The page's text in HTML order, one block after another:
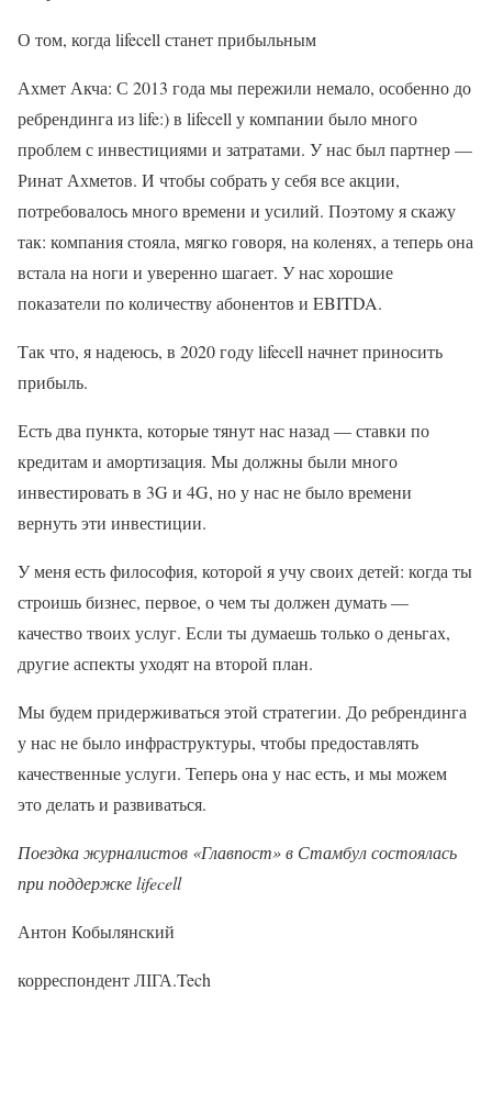
О том, когда lifecell станет прибыльным
Ахмет Акча: С 2013 года мы пережили немало, особенно до
ребрендинга из life:) в lifecell у компании было много
проблем с инвестициями и затратами. У нас был партнер —
Ринат Ахметов. И чтобы собрать у себя все акции,
потребовалось много времени и усилий. Поэтому я скажу
так: компания стояла, мягко говоря, на коленях, а теперь она
встала на ноги и уверенно шагает. У нас хорошие
показатели по количеству абонентов и EBITDA.
Так что, я надеюсь, в 2020 году lifecell начнет приносить
прибыль.
Есть два пункта, которые тянут нас назад — ставки по
кредитам и амортизация. Мы должны были много
инвестировать в 3G и 4G, но у нас не было времени
вернуть эти инвестиции.
У меня есть философия, которой я учу своих детей: когда ты
строишь бизнес, первое, о чем ты должен думать —
качество твоих услуг. Если ты думаешь только о деньгах,
другие аспекты уходят на второй план.
Мы будем придерживаться этой стратегии. До ребрендинга
у нас не было инфраструктуры, чтобы предоставлять
качественные услуги. Теперь она у нас есть, и мы можем
это делать и развиваться.
Поездка журналистов «Главпост» в Стамбул состоялась
при поддержке lifecell
Антон Кобылянский
корреспондент ЛІГА.Tech